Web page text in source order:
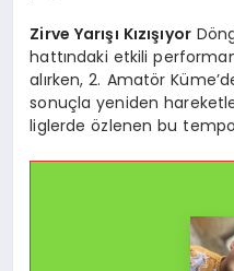
Zirve Yarışı Kızışıyor
hattındaki etkili
alırken, 2. Amatör
sonuçla yeniden
liglerde özlenen bu